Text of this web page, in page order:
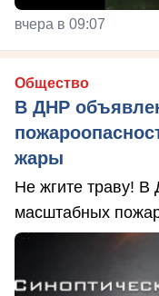
вчера в 09:07
Общество
В ДНР
жары
Не жгите траву! В
масштабных